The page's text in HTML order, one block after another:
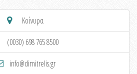
Κοίνυρα
(0030) 698 765 8500
info@dimitrelis.gr